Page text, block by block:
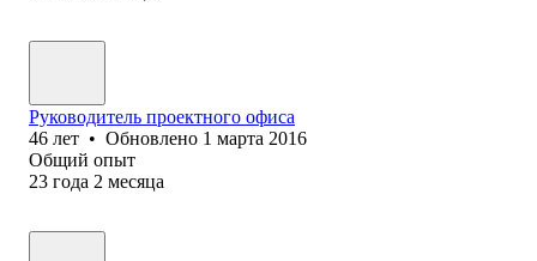
Руководитель проектного офиса
46 лет • Обновлено 1 марта 2016
Общий опыт
23 года 2 месяца